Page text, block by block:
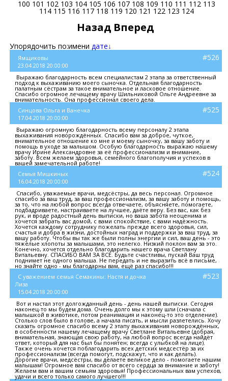
100 101 102 103 104 105 106 107 108 109 110 111 112 113
114 115 116 117 118 119 120 121 122 123 124
Назад Вперед
Упорядочить по:имени дате↓
Ямщиковы
23.04.2018 20:00:00
#526
Выражаю благодарность всем специалистам 2 этапа за ответственный
подход к выхаживанию моего сыночка. Отдельная благодарность
палатным сёстрам за такое внимательное и ласковое отношение.
Спасибо огромное лечащему врачу Шильниковой Ольге Андреевне за
внимательность. Она профессионал своего дела.
Синцова Ольга и Ванечка
17.04.2018 20:00:00
#525
Выражаю огромную благодарность всему персоналу 2 этапа
выхаживания новорождённых. Спасибо вам за доброе, чуткое,
внимательное отношение ко мне и моему сыночку, за вашу заботу и
помощь в уходе за малышом. Особую благодарность выражаю нашему
врачу Ирине Александровне за её профессионализм и внимание,
заботу. Всем желаем здоровья, семейного благополучия и успехов в
вашей замечательной работе!
Семья Мишкиных
16.04.2018 20:00:00
#524
Спасибо, уважаемые врачи, медсёстры, да весь персонал. Огромное
спасибо за ваш труд, за ваш профессионализм, за вашу заботу и помощь,
за то, что на любой вопрос всегда отвечаете, объясняете, помогаете,
подбадриваете, настраиваете на лучшее, даёте веру. Без вас, как без
рук, и вроде радостный день выписки, но ваша забота неоценима и
хочется забрать вас домой, с вами спокойствие, с вами надёжность.
Хочется каждому сотруднику пожелать прежде всего здоровья, сил,
счастья и добра в жизни, достойных наград и поддержки за ваш труд, за
вашу работу. Чтобы вы так же были полны энергии и сил, ваш день - это
тяжёлые хлопоты за малышами, это нелегко. Низкий поклон вам за это.
Конечно, хочется отдельно благодарить нашего врача Светлану
Витальевну. СПАСИБО ВАМ ЗА ВСЁ. Будьте счастливы, пускай Ваш труд
поднимет не одного малыша. Не передать и не выразить всё в письме,
но знайте одно - мы благодарны вам, ещё раз спасибо!!!
С уважением семья Семакины: Настя и дочка
Лиза
15.04.2018 20:00:00
#523
Вот и настал этот долгожданный день - день нашей выписки. Сегодня
наконец-то мы будем дома. Очень долго мы к этому шли (сначала с
малышкой в животике, потом реанимация и наконец-то это отделение).
Столько слов было в голове, а начала писать, и мысли разлетелись. Хочу
сказать огромное спасибо всему 2 этапу выхаживания новорождённых,
в особенности нашему лечащему врачу Светлане Витальевне (добрая,
внимательная, знающая свою работу, на любой вопрос всегда найдёт
ответ, который для нас был бы понятен; всегда с улыбкой на лице).
Также очень хочется поблагодарить всех детских медсестёр за их
профессионализм (всегда помогут, подскажут, что и как делать).
Дорогие врачи, медсёстры, вы делаете великое дело - помогаете нашим
малышам! Огромное вам спасибо от всего сердца за внимание и заботу!
Желаем вам и вашим семьям здоровья! Профессиональных вам успехов,
удачи и всего только самого лучшего!!!